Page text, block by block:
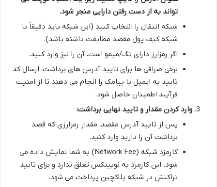
تواند به از دست رفتن دارایی منجر شود.
شبکه انتقال را انتخاب کنید (این شبکه باید دقیقاً با
شبکه کیف پول مقصد مطابقت داشته باشد).
اگر رمزارز دارای تگ/میمو است، آن را نیز وارد کنید.
برخی صرافی ها برای تایید آدرس های برداشت، ارسال کد
تایید به ایمیل یا پیامک را انجام می دهند تا از امنیت
فرآیند اطمینان حاصل شود.
وارد کردن مقدار و تایید نهایی برداشت:
پس از تایید آدرس مقصد، مقدار رمزارزی که قصد
برداشت آن را دارید وارد کنید.
کارمزد شبکه (Network Fee) به شما نمایش داده می
شود. این کارمزد به نوبیتکس تعلق ندارد و برای تایید
تراکنش در شبکه بلاکچین پرداخت می شود.